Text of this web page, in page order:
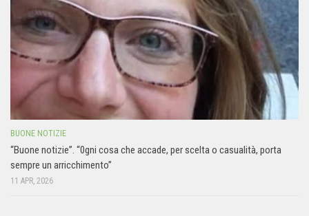
BUONE NOTIZIE
“Buone notizie”. “0gni cosa che accade, per scelta o casualità, porta
sempre un arricchimento”
11 APR, 2026